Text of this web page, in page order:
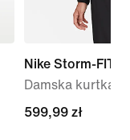
Nike Storm-FIT
Damska kurtka
599,99 zł
599,99 zł